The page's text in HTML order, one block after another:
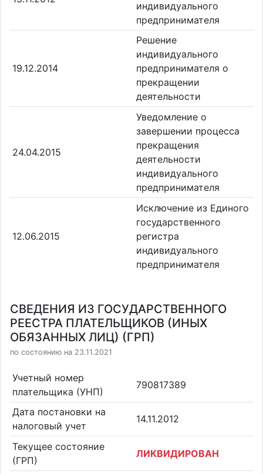
индивидуального
предпринимателя
19.12.2014
Решение
индивидуального
предпринимателя о
прекращении
деятельности
24.04.2015
Уведомление о
завершении процесса
прекращения
деятельности
индивидуального
предпринимателя
12.06.2015
Исключение из Единого
государственного
регистра
индивидуального
предпринимателя
СВЕДЕНИЯ ИЗ ГОСУДАРСТВЕННОГО
РЕЕСТРА ПЛАТЕЛЬЩИКОВ (ИНЫХ
ОБЯЗАННЫХ ЛИЦ) (ГРП)
по состоянию на 23.11.2021
Учетный номер
плательщика (УНП)
790817389
Дата постановки на
налоговый учет
14.11.2012
Текущее состояние
(ГРП)
ЛИКВИДИРОВАН